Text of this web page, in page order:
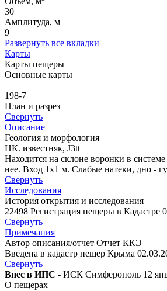
30
Амплитуда, м
9
Развернуть все вкладки
Карты
Карты пещеры
Основные карты
198-7
План и разрез
Свернуть
Описание
Геология и морфология
НК. известняк, J3tt
Находится на склоне воронки в
нее. Вход 1х1 м. Слабые натеки, дно -
Свернуть
Исследования
История открытия и исследования
22498 Регистрация пещеры в Кадастре
Свернуть
Примечания
Автор описания/отчет Отчет ККЭ
Введена в кадастр пещер Крыма
Свернуть
Внес в ИПС - ИСК Симферополь 12
О пещерах